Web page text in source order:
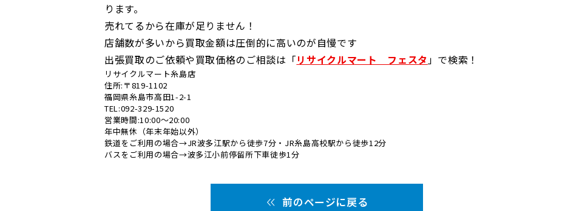
ります。
売れてるから在庫が足りません！
店舗数が多いから買取金額は圧倒的に高いのが自慢です
出張買取のご依頼や買取価格のご相談は「リサイクルマート フェスタ」で検索！
リサイクルマート糸島店
住所:〒819-1102
福岡県糸島市高田1-2-1
TEL:092-329-1520
営業時間:10:00～20:00
年中無休（年末年始以外）
鉄道をご利用の場合→JR波多江駅から徒歩7分・JR糸島高校駅から徒歩12分
バスをご利用の場合→波多江小前停留所下車徒歩1分
前のページに戻る